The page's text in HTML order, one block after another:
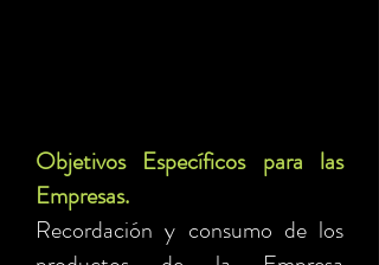
Objetivos Específicos para las
Empresas.
Recordación y consumo de los